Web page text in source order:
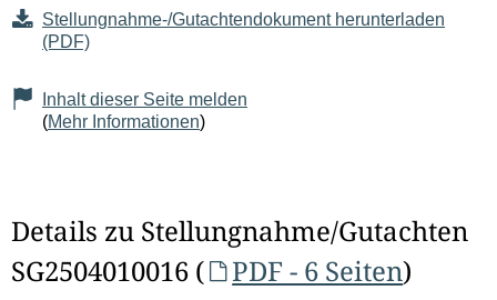
Stellungnahme-/Gutachtendokument herunterladen
(PDF)
Inhalt dieser Seite melden
(Mehr Informationen)
Details zu Stellungnahme/Gutachten
SG2504010016 (
PDF - 6 Seiten)